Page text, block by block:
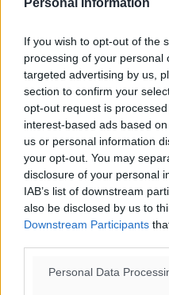
If you wish to opt-out of the
processing of your personal
targeted advertising by us,
section to confirm your
opt-out request is
interest-based ads based
us or personal information
your opt-out. You may
disclosure of your personal
IAB’s list of downstream
also be disclosed by us to
Downstream Participants
Personal Data
08.08.26 · 11:15
Σχολιασμός
Τα σχόλια εκφράζουν
σχολιαστή. Η Δημοκρατική
απόψεις. Διατηρούμε το
σχόλια θεωρούμε
καμμία προειδοποίηση.
όρους χρήσης